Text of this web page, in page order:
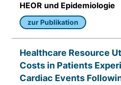
HEOR und Epidemiologie
zur Publikation
Healthcare Resource
Costs in Patients
Cardiac Events